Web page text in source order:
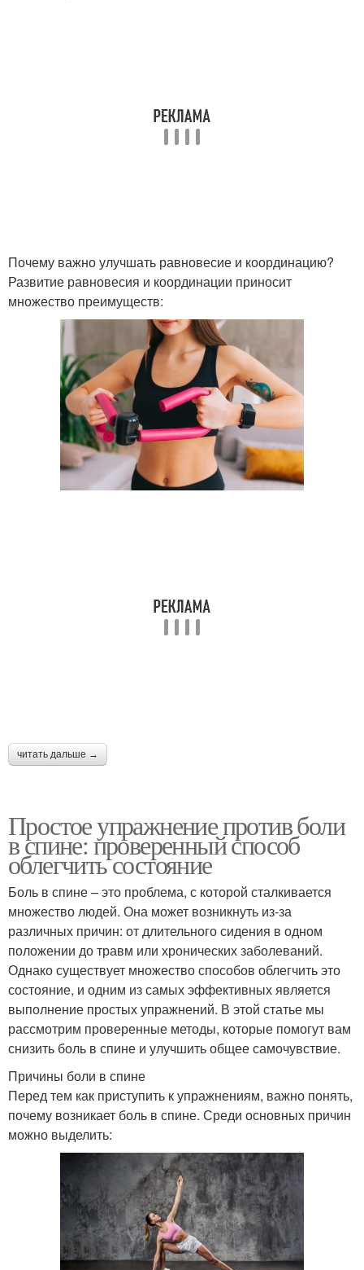
Почему важно улучшать равновесие и координацию?
Развитие равновесия и координации приносит
множество преимуществ:
читать дальше →
Простое упражнение против боли
в спине: проверенный способ
облегчить состояние
Боль в спине – это проблема, с которой сталкивается
множество людей. Она может возникнуть из-за
различных причин: от длительного сидения в одном
положении до травм или хронических заболеваний.
Однако существует множество способов облегчить это
состояние, и одним из самых эффективных является
выполнение простых упражнений. В этой статье мы
рассмотрим проверенные методы, которые помогут вам
снизить боль в спине и улучшить общее самочувствие.
Причины боли в спине
Перед тем как приступить к упражнениям, важно понять,
почему возникает боль в спине. Среди основных причин
можно выделить: